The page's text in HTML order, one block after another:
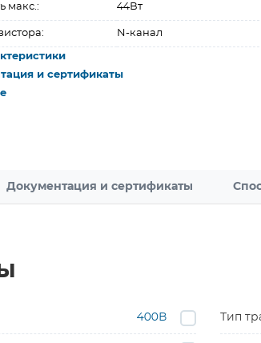
макс.: 44Вт
N-канал
и сертификаты
Документация и сертификаты
400В Тип